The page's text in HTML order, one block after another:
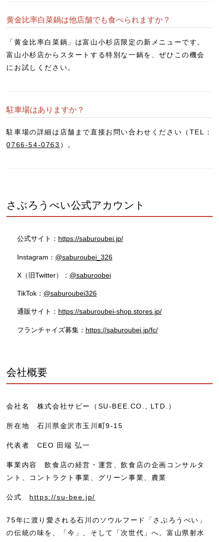
黄金比率白菜鍋は他店舗でも食べられますか？
「黄金比率白菜鍋」は富山小杉店限定の新メニューです。
富山小杉店からスタートする特別な一鍋を、ぜひこの機会
にお試しください。
駐車場はありますか？
駐車場の詳細は店舗まで直接お問い合わせください（TEL：
0766-54-0763 ）。
さぶろうべい公式アカウント
公式サイト： https://saburoubei.jp/
Instagram： @saburoubei_326
X（旧Twitter）： @saburoobei
TikTok： @saburoubei326
通販サイト： https://saburoubei-shop.stores.jp/
フランチャイズ募集： https://saburoubei.jp/fc/
会社概要
会社名 株式会社サビー（SU-BEE.CO., LTD.）
所在地 石川県金沢市玉川町9-15
代表者 CEO 田端 弘一
事業内容 飲食店の経営・運営、飲食店の企画コンサルタ
ント、コントラクト事業、グリーン事業、農業
公式 https://su-bee.jp/
75年に渡り愛される石川のソウルフード「さぶろうべい」
の伝統の味を、「今」、そして「次世代」へ。富山県射水